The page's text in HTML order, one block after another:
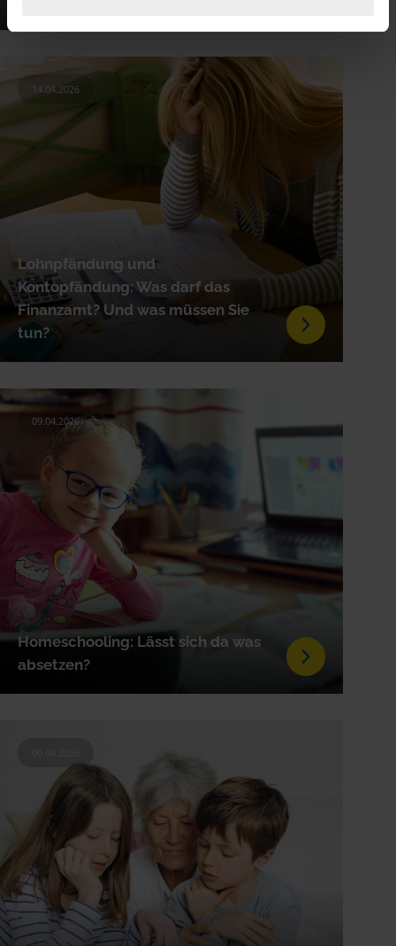
Lohnpfändung und
Kontopfändung: Was darf das
Finanzamt? Und was müssen Sie
tun?
14.04.2026
Homeschooling: Lässt sich da was
absetzen?
09.04.2026